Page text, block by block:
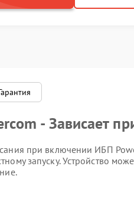
- Зависает
при включении ИБП
запуску. Устройство